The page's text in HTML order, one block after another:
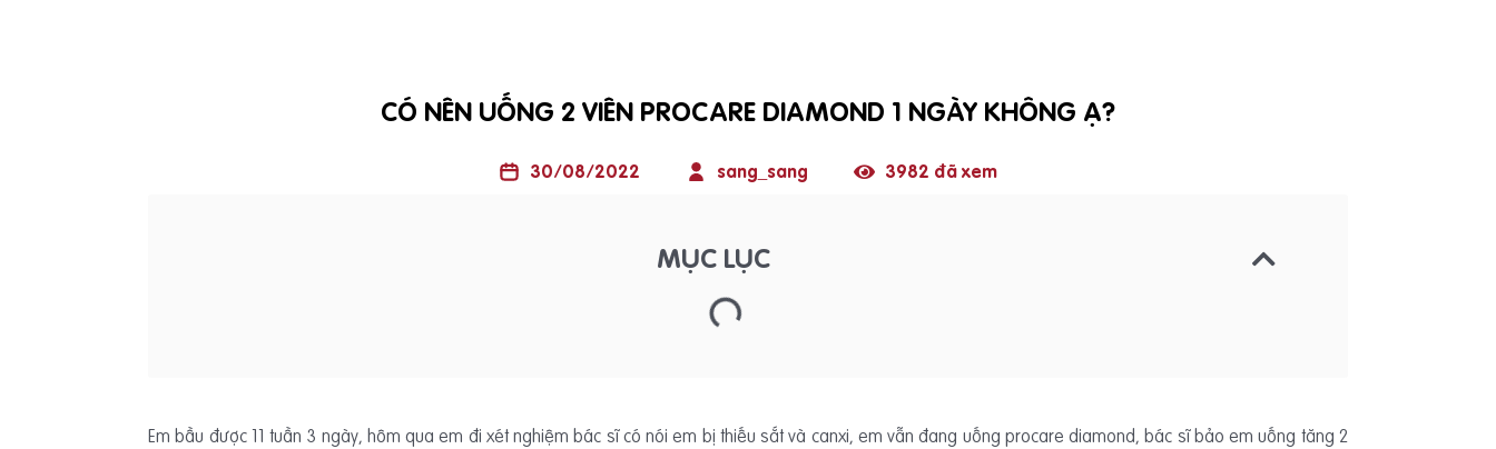
CÓ NÊN UỐNG 2 VIÊN PROCARE DIAMOND 1 NGÀY KHÔNG Ạ?
30/08/2022 sang_sang 3982 đã xem
MỤC LỤC
Em bầu được 11 tuần 3 ngày, hôm qua em đi xét nghiệm bác sĩ có nói em bị thiếu sắt và canxi, em vẫn đang uống procare diamond, bác sĩ bảo em uống tăng 2